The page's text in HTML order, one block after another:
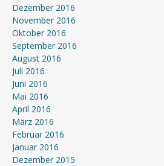
Dezember 2016
November 2016
Oktober 2016
September 2016
August 2016
Juli 2016
Juni 2016
Mai 2016
April 2016
März 2016
Februar 2016
Januar 2016
Dezember 2015